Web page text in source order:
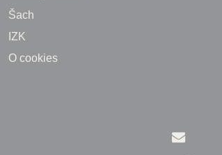
Šach
IZK
O cookies